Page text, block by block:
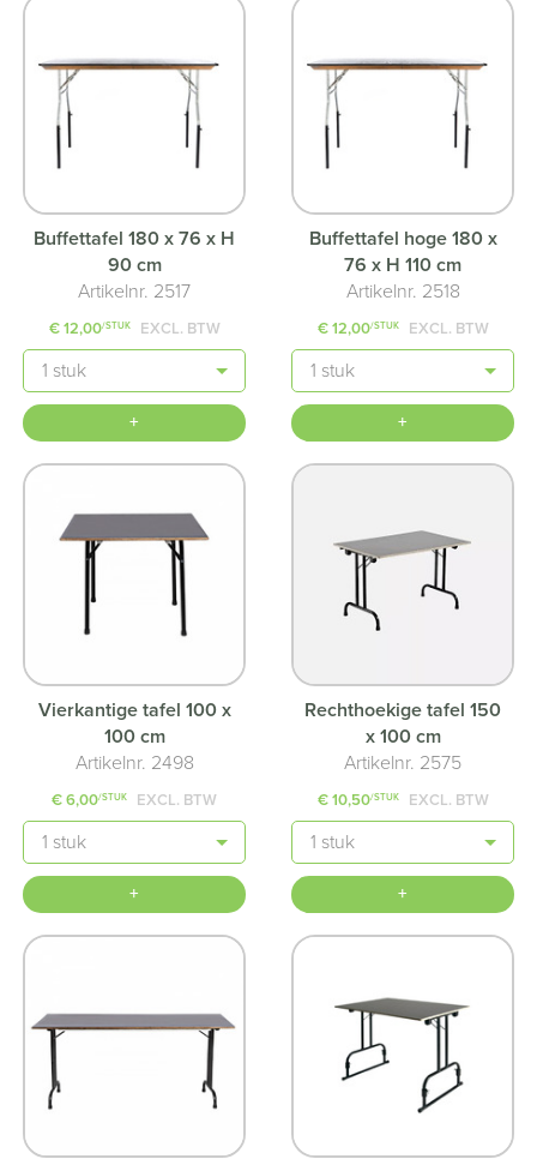
Buffettafel 180 x 76 x H
90 cm
Artikelnr. 2517
€ 12,00/STUK EXCL. BTW
Aantal
+
Buffettafel hoge 180 x
76 x H 110 cm
Artikelnr. 2518
€ 12,00/STUK EXCL. BTW
Aantal
+
Vierkantige tafel 100 x
100 cm
Artikelnr. 2498
€ 6,00/STUK EXCL. BTW
Aantal
+
Rechthoekige tafel 150
x 100 cm
Artikelnr. 2575
€ 10,50/STUK EXCL. BTW
Aantal
+